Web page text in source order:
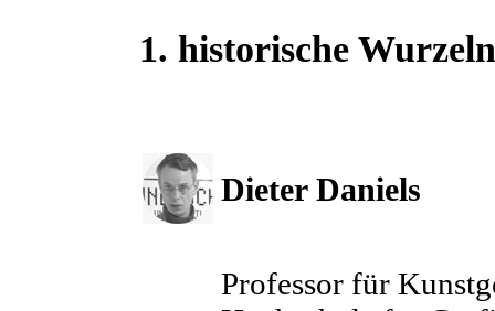
1. historische
Dieter Daniels
Professor für